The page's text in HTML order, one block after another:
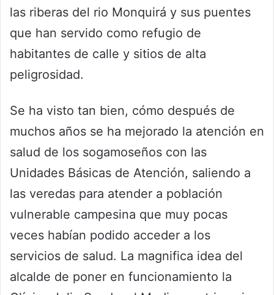
las riberas del rio Monquirá y sus puentes
que han servido como refugio de
habitantes de calle y sitios de alta
peligrosidad.
Se ha visto tan bien, cómo después de
muchos años se ha mejorado la atención en
salud de los sogamoseños con las
Unidades Básicas de Atención, saliendo a
las veredas para atender a población
vulnerable campesina que muy pocas
veces habían podido acceder a los
servicios de salud. La magnifica idea del
alcalde de poner en funcionamiento la